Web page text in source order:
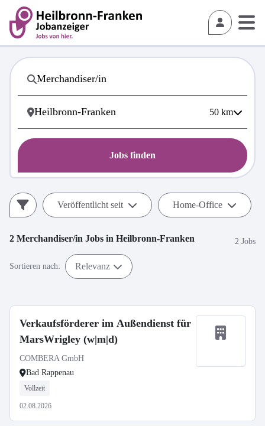
50 km
Jobs finden
Veröffentlicht seit Home-Office
2 Merchandiser/in Jobs in Heilbronn-Franken 2 Jobs
Sortieren nach: Relevanz
Verkaufsförderer im Außendienst für
MarsWrigley (w|m|d)
COMBERA GmbH
Bad Rappenau
Vollzeit
02.08.2026